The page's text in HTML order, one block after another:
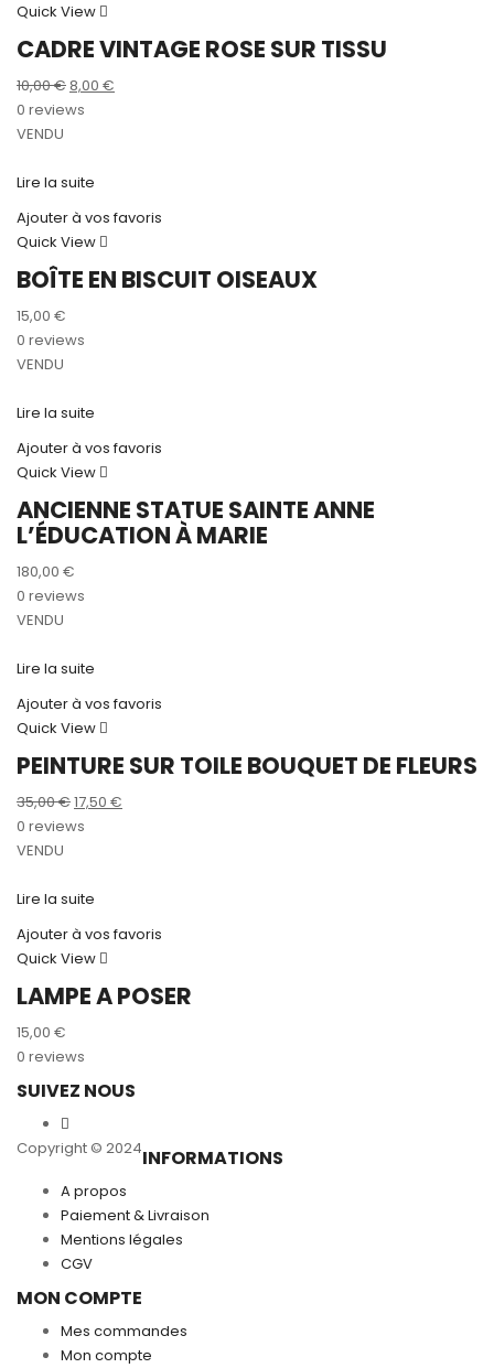
Quick View
CADRE VINTAGE ROSE SUR TISSU
10,00€Le
prix
10,00 €.
8,00 €
0 reviews
VENDU
Lire la suite
Ajouter à vos favoris
Quick View
BOÎTE EN BISCUIT OISEAUX
15,00 €
0 reviews
VENDU
Lire la suite
Ajouter à vos favoris
Quick View
ANCIENNE STATUE SAINTE ANNE
L’ÉDUCATION À MARIE
180,00 €
0 reviews
VENDU
Lire la suite
Ajouter à vos favoris
Quick View
PEINTURE SUR TOILE BOUQUET DE FLEURS
35,00€Le
prix
35,00 €.
17,50 €
0 reviews
VENDU
Lire la suite
Ajouter à vos favoris
Quick View
LAMPE A POSER
15,00 €
0 reviews
SUIVEZ NOUS
Copyright © 2024INFORMATIONS
A propos
Paiement & Livraison
Mentions légales
CGV
MON COMPTE
Mes commandes
Mon compte